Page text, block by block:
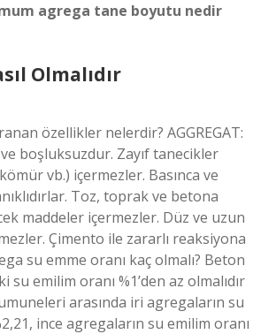
agrega tane boyutu nedir
Olmalıdır
özellikler nelerdir? AGGREGAT:
ve boşluksuzdur. Zayıf tanecikler
vb.) içermezler. Basınca ve
Toz, toprak ve betona
maddeler içermezler. Düz ve uzun
Çimento ile zararlı reaksiyona
su emme oranı kaç olmalı? Beton
su emilim oranı %1’den az olmalıdır
arasında iri agregaların su
ince agregaların su emilim oranı